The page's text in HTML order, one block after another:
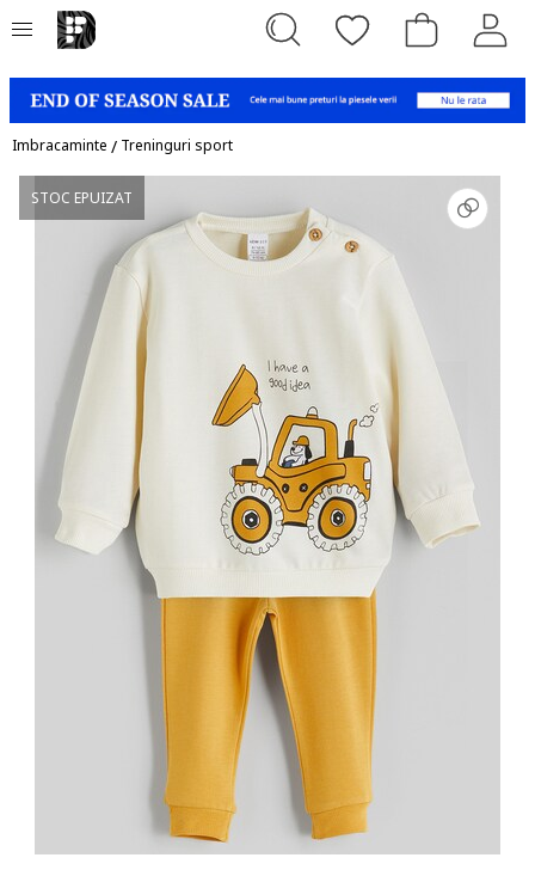
Imbracaminte / Treninguri sport
STOC EPUIZAT